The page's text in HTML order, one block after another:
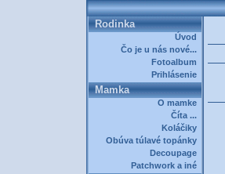
Rodinka
Úvod
Čo je u nás nové...
Fotoalbum
Prihlásenie
Mamka
O mamke
Číta ...
Koláčiky
Obúva túlavé topánky
Decoupage
Patchwork a iné